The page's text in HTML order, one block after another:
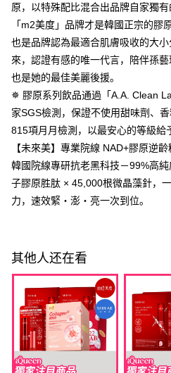
所提供，並由 AFTEE 向您收取款項。
含但不限於訂購人姓名、電話，收件人
AFTEE 於本服務必要服務範圍內運用。
處理、利用，詳參 AFTEE 官網之『個人
（ https://aftee.tw/privacypolicy/）。
未成年的使用者，請事先徵得法定代理人
AFTEE。
若您對於個人資料之處理、利用有任何
繫恩沛科技股份有限公司。若您不同意
要之購買訂單資訊提供予 AFTEE ，或讓
7-11付款取貨
每笔NT$100，满NT$600(含以上)免
試用-7-11取貨付款
免运费
付款後7-11取貨
每笔NT$100，满NT$600(含以上)免
宅配
每笔NT$100，满NT$600(含以上)免
離島配送
免运费
海外配送
海外配送(澳門)
海外配送(馬來西亞)
海外配送(澳洲)
原，以特殊配比混合出品牌自家獨
「m2美度」品牌才是韓國正宗的膠
也是品牌認為最適合肌膚吸收的大
來，認證有感的唯一代言，陪伴孫藝
也是她的最佳美麗後援。
✵ 膠原系列飲品通過「A.A. Clean
家SGS檢測，保證不使用甜味劑、
815項月月檢測，以最安心的等級給
【未來美】專業院線 NAD+膠原逆齡
韓國院線專研抗老黑科技－99%高
子膠原胜肽 × 45,000根微晶藻針，
力，速效緊・澎・亮一次到位。
其他人还在看